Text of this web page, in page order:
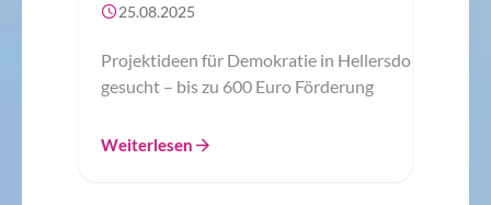
25.08.2025
Projektideen für Demokratie in Hellersdorf
gesucht – bis zu 600 Euro Förderung
Weiterlesen